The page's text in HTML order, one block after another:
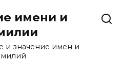
имени и
и значение имён и